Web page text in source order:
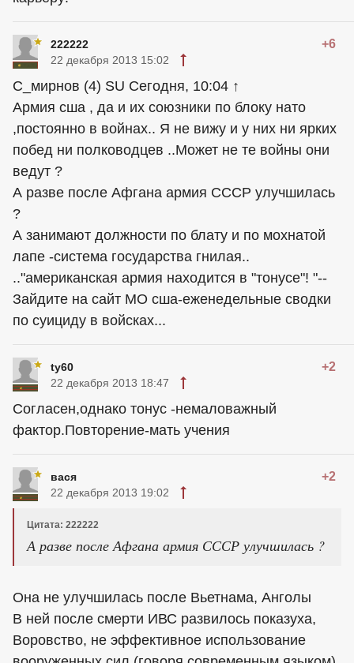
222222 +6
22 декабря 2013 15:02
С_мирнов (4) SU Сегодня, 10:04 ↑
Армия сша , да и их союзники по блоку нато
,постоянно в войнах.. Я не вижу и у них ни ярких
побед ни полководцев ..Может не те войны они
ведут ?
А разве после Афгана армия СССР улучшилась
?
А занимают должности по блату и по мохнатой
лапе -система государства гнилая..
.."американская армия находится в "тонусе"! "--
Зайдите на сайт МО сша-еженедельные сводки
по суициду в войсках...
ty60 +2
22 декабря 2013 18:47
Согласен,однако тонус -немаловажный
фактор.Повторение-мать учения
вася +2
22 декабря 2013 19:02
Цитата: 222222
А разве после Афгана армия СССР улучшилась ?
Она не улучшилась после Вьетнама, Анголы
В ней после смерти ИВС развилось показуха,
Воровство, не эффективное использование